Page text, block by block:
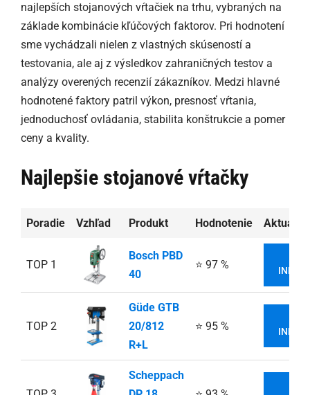
najlepších stojanových vŕtačiek na trhu, vybraných na
základe kombinácie kľúčových faktorov. Pri hodnotení
sme vychádzali nielen z vlastných skúseností a
testovania, ale aj z výsledkov zahraničných testov a
analýzy overených recenzií zákazníkov. Medzi hlavné
hodnotené faktory patril výkon, presnosť vŕtania,
jednoduchosť ovládania, stabilita konštrukcie a pomer
ceny a kvality.
Najlepšie stojanové vŕtačky
Poradie Vzhľad Produkt Hodnotenie
TOP 1
Bosch PBD
40
⭐ 97 %
TOP 2
Güde GTB
20/812
R+L
⭐ 95 %
Scheppach